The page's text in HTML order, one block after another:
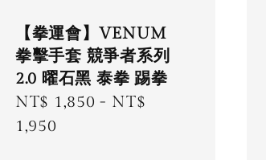
【拳運會】VENUM
拳擊手套 競爭者系列
2.0 曜石黑 泰拳 踢拳
Regular
price
NT$ 1,850 - NT$
1,950